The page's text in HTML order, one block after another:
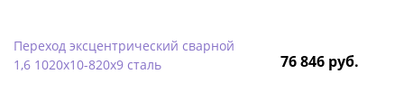
Переход эксцентрический сварной
1,6 1020х10-820х9 сталь
76 846 руб.